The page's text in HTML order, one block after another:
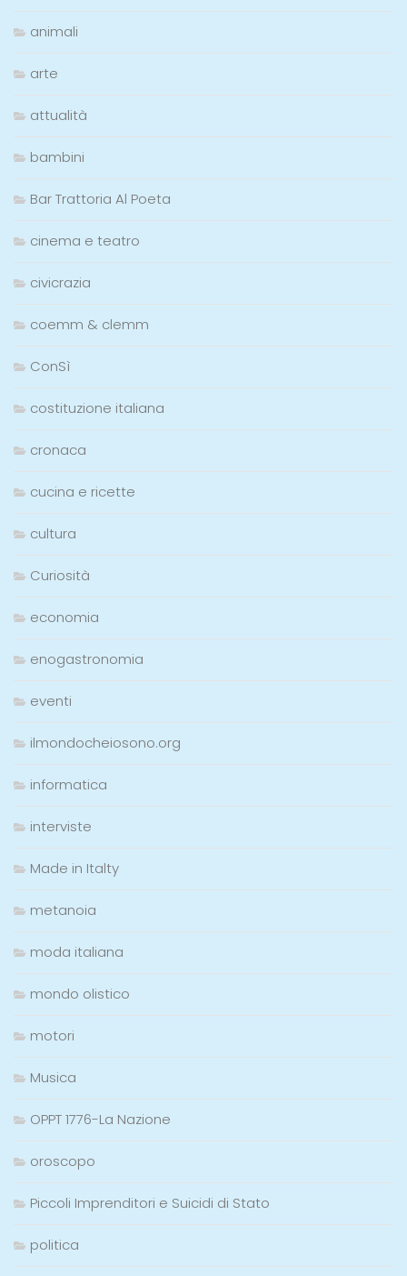
animali
arte
attualità
bambini
Bar Trattoria Al Poeta
cinema e teatro
civicrazia
coemm & clemm
ConSì
costituzione italiana
cronaca
cucina e ricette
cultura
Curiosità
economia
enogastronomia
eventi
ilmondocheiosono.org
informatica
interviste
Made in Italty
metanoia
moda italiana
mondo olistico
motori
Musica
OPPT 1776-La Nazione
oroscopo
Piccoli Imprenditori e Suicidi di Stato
politica